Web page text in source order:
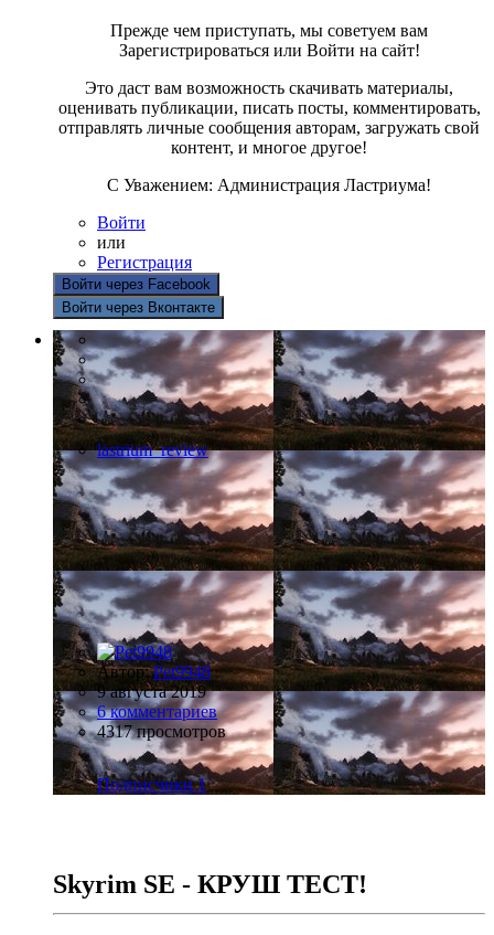
Прежде чем приступать, мы советуем вам
Зарегистрироваться или Войти на сайт!
Это даст вам возможность скачивать материалы,
оценивать публикации, писать посты, комментировать,
отправлять личные сообщения авторам, загружать свой
контент, и многое другое!
С Уважением: Администрация Ластриума!
Войти
или
Регистрация
Войти через Facebook
Войти через Вконтакте
lastrium_review
Автор:Pet9948
9 августа 2019
6 комментариев
4317 просмотров
Подписчики 1
Skyrim SE - КРУШ ТЕСТ!